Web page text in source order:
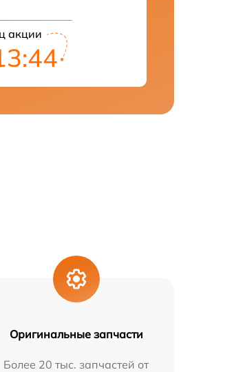
акции
Оригинальные запчасти
Более 20 тыс. запчастей от